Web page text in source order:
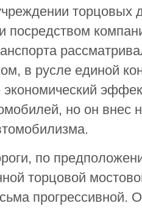
торцовых
посредством
в русле единой
экономический
но он внес
по
торцовой
прогрессивной.